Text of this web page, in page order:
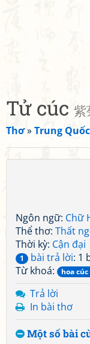
Tử cúc 紫
Thơ»Trung Quốc
Ngôn ngữ: Chữ
Thể thơ: Thất
Thời kỳ: Cận đại
1 bài trả lời: 1
Từ khoá:
hoa cúc
Trả lời
In bài thơ
Một số bài